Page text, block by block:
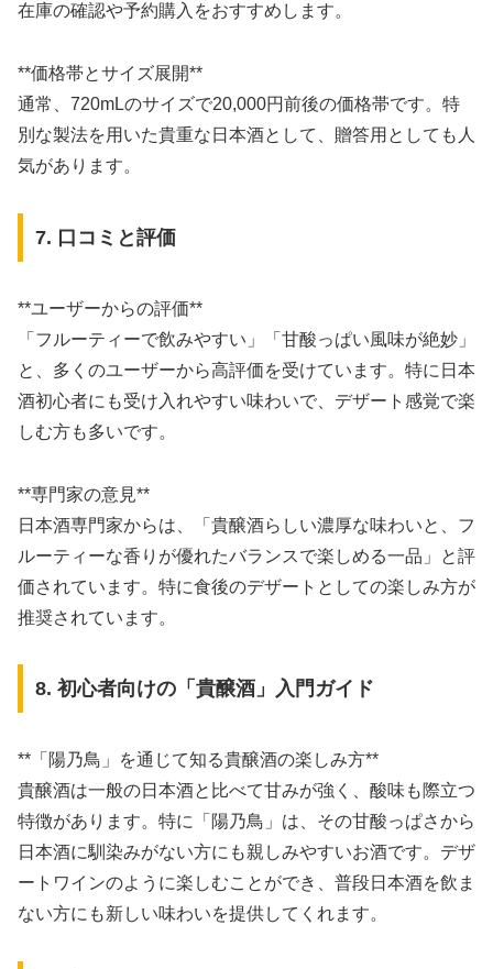
在庫の確認や予約購入をおすすめします。
**価格帯とサイズ展開**
通常、720mLのサイズで20,000円前後の価格帯です。特
別な製法を用いた貴重な日本酒として、贈答用としても人
気があります。
7. 口コミと評価
**ユーザーからの評価**
「フルーティーで飲みやすい」「甘酸っぱい風味が絶妙」
と、多くのユーザーから高評価を受けています。特に日本
酒初心者にも受け入れやすい味わいで、デザート感覚で楽
しむ方も多いです。
**専門家の意見**
日本酒専門家からは、「貴醸酒らしい濃厚な味わいと、フ
ルーティーな香りが優れたバランスで楽しめる一品」と評
価されています。特に食後のデザートとしての楽しみ方が
推奨されています。
8. 初心者向けの「貴醸酒」入門ガイド
**「陽乃鳥」を通じて知る貴醸酒の楽しみ方**
貴醸酒は一般の日本酒と比べて甘みが強く、酸味も際立つ
特徴があります。特に「陽乃鳥」は、その甘酸っぱさから
日本酒に馴染みがない方にも親しみやすいお酒です。デザ
ートワインのように楽しむことができ、普段日本酒を飲ま
ない方にも新しい味わいを提供してくれます。